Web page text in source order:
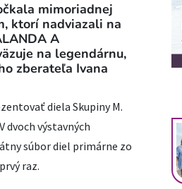
mimoriadnej
ktorí nadviazali na
A
na legendárnu,
zberateľa Ivana
diela Skupiny M.
dvoch výstavných
súbor diel primárne zo
raz.